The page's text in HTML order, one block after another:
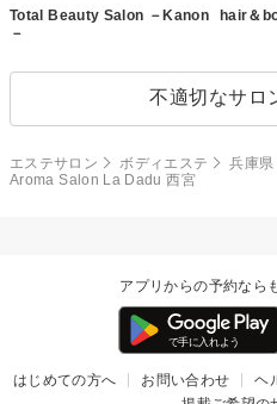
Total Beauty Salon －Kanon
－
hair＆
不適切なサロ
エステサロン ボディエステ 兵庫県
Aroma Salon La Dadu 西宮
アプリからの予約なら
はじめての方へ お問い合わせ ヘ